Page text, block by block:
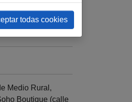
Medio Rural,
Boutique (calle
todas cookies